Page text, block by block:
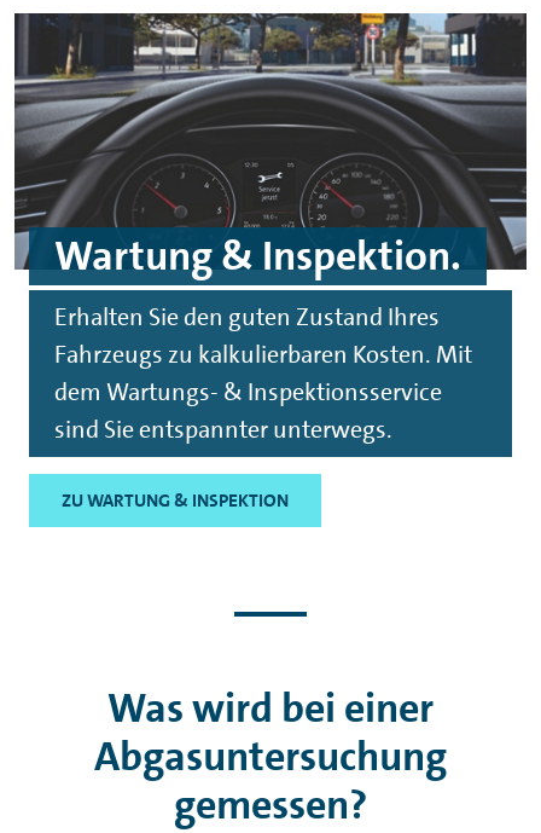
Wartung & Inspektion.
Erhalten Sie den guten Zustand Ihres
Fahrzeugs zu kalkulierbaren Kosten. Mit
dem Wartungs- & Inspektionsservice
sind Sie entspannter unterwegs.
ZU WARTUNG & INSPEKTION
Was wird bei einer
Abgasuntersuchung
gemessen?